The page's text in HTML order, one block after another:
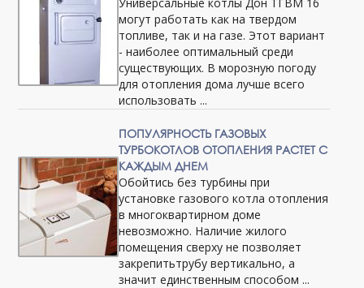
могут работать как на твердом
топливе, так и на газе. Этот вариант
- наиболее оптимальный среди
существующих. В морозную погоду
для отопления дома лучше всего
использовать ...
ПОПУЛЯРНОСТЬ ГАЗОВЫХ
ТУРБОКОТЛОВ ОТОПЛЕНИЯ РАСТЕТ С
КАЖДЫМ ДНЕМ
Обойтись без турбины при
установке газового котла отопления
в многоквартирном доме
невозможно. Наличие жилого
помещения сверху не позволяет
закрепитьтрубу вертикально, а
значит единственным способом ...